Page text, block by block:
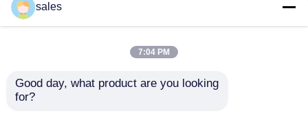
ข่าว
Marmont Matelassé
sales
7:04 PM
Good day, what product are you looking
for?